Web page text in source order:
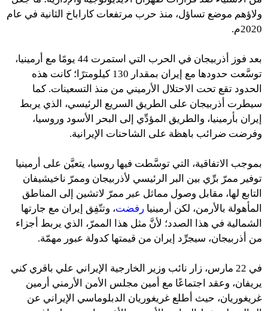
ولاؤهم موضع تساؤل، منذ حرب مرتفعات كاراباخ الثانية في عام
2020م.
بعد فوز أذربيجان في الحرب التي استمرت 44 يومًا مع أرمينيا،
توسَّعت حدودها مع إيران بمقدار 130 كيلومترًا؛ كانت هذه
الحدود تقع تحت الاحتلال الأرميني من منذ التسعينات. كما
سيطرت أذربيجان على الطريق السريع الرئيسي، الذي يربط
إيران بأرمينيا، والطريق المؤدِّي إلى البحر الأسود وروسيا،
وفرضت ضرائب باهظة على الشاحنات الإيرانية.
بموجب الاتفاقية، التي توسَّطت فيها روسيا، يتعيَّن على أرمينيا
توفير ممرّ برِّي بين البر الرئيسي لأذربيجان وممرّ ناخيشيفان
التابع لها، مقابل وصول مماثل عبر ممرّ لاتشين إلى المناطق
المأهولة بالأرمن، لكن أرمينيا رفضت، وتتّفِق إيران مع جارتها
الشمالية في هذا الصدد؛ لأنَّ مثل هذا الممرّ، الذي يربط أجزاء
من أذربيجان، سيجرِّد إيران من قيمتها كدولة عبور مهمّة.
في 22 مارس، زار نائب وزير الخارجية الإيراني علي باقري كني
يريفان، وعقد اجتماعًا مع أمين مجلس الأمن الأرمني أرمين
غريغوريان، حيث أطلع غريغوريان الدبلوماسي الإيراني عن